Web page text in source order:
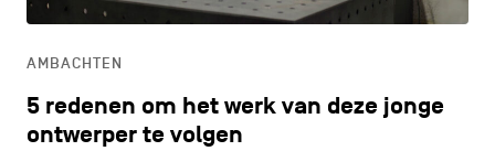
AMBACHTEN
5 redenen om het werk van deze jonge
ontwerper te volgen